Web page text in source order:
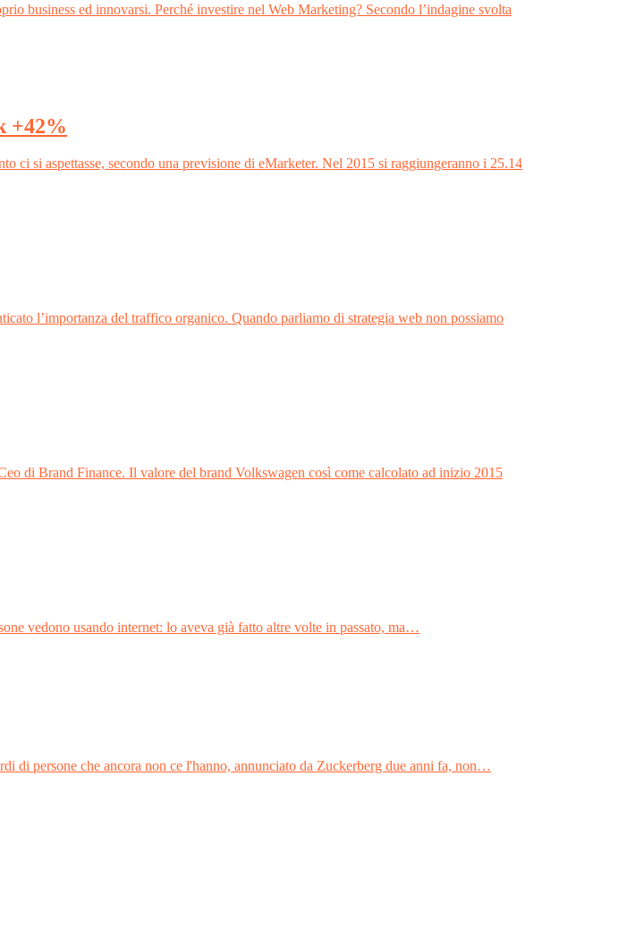
business ed innovarsi. Perché investire nel Web Marketing? Secondo l’indagine svolta
+42%
ci si aspettasse, secondo una previsione di eMarketer. Nel 2015 si raggiungeranno i 25.14
l’importanza del traffico organico. Quando parliamo di strategia web non possiamo
di Brand Finance. Il valore del brand Volkswagen così come calcolato ad inizio 2015
vedono usando internet: lo aveva già fatto altre volte in passato, ma…
di persone che ancora non ce l'hanno, annunciato da Zuckerberg due anni fa, non…